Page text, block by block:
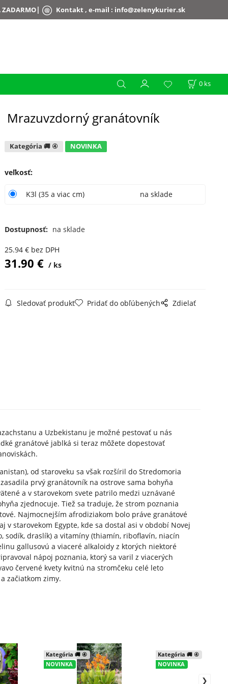
ZADARMO| Kontakt , e-mail : info@zelenykurier.sk
0 ks
Mrazuvzdorný granátovník
Kategória 🚚 ④ NOVINKA
veľkosť:
K3l (35 a viac cm) na sklade
Dostupnosť: na sklade
25.94€ bez DPH
31.90 € ks
Sledovať produkt Pridať do obľúbených Zdielať
a Uzbekistanu je možné pestovať u nás
granátové jablká si teraz môžete dopestovať
od staroveku sa však rozšíril do Stredomoria
prvý granátovník na ostrove sama bohyňa
a v starovekom svete patrilo medzi uznávané
zjednocuje. Tiež sa traduje, že strom poznania
Najmocnejším afrodiziakom bolo práve granátové
starovekom Egypte, kde sa dostal asi v období Novej
sodík, draslík) a vitamíny (thiamín, riboflavín, niacín
gallusovú a viaceré alkaloidy z ktorých niektoré
nápoj poznania, ktorý sa varil z viacerých
červené kvety kvitnú na stromčeku celé leto
začiatkom zimy.
Kategória 🚚 ④
NOVINKA
Kategória 🚚 ④
NOVINKA